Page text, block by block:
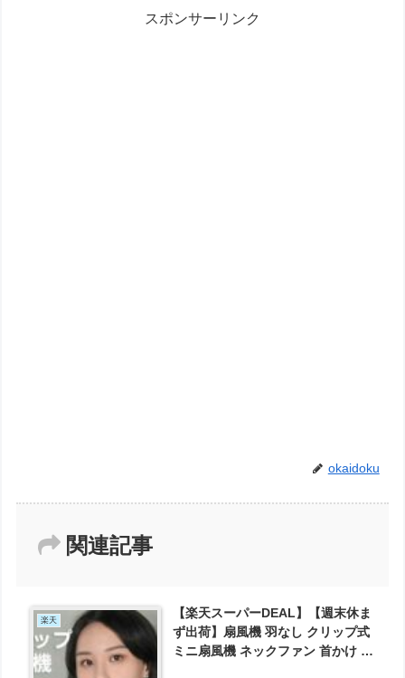
スポンサーリンク
okaidoku
関連記事
楽天
【楽天スーパーDEAL】【週末休ま
ず出荷】扇風機 羽なし クリップ式
ミニ扇風機 ネックファン 首かけ お